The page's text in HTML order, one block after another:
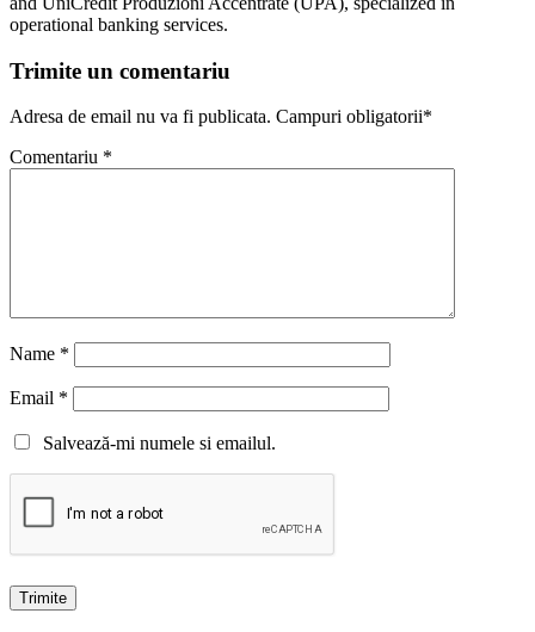
operational banking services.
Trimite un comentariu
Adresa de email nu va fi publicata. Campuri obligatorii*
Comentariu *
Name *
Email *
Salvează-mi numele si emailul.